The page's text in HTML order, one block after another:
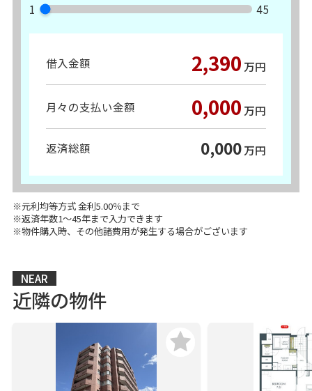
1 45
借入金額 2,390 万円
月々の支払い金額 0,000 万円
返済総額 0,000万円
※元利均等方式 金利5.00％まで
※返済年数1～45年まで入力できます
※物件購入時、その他諸費用が発生する場合がございます
NEAR
近隣の物件